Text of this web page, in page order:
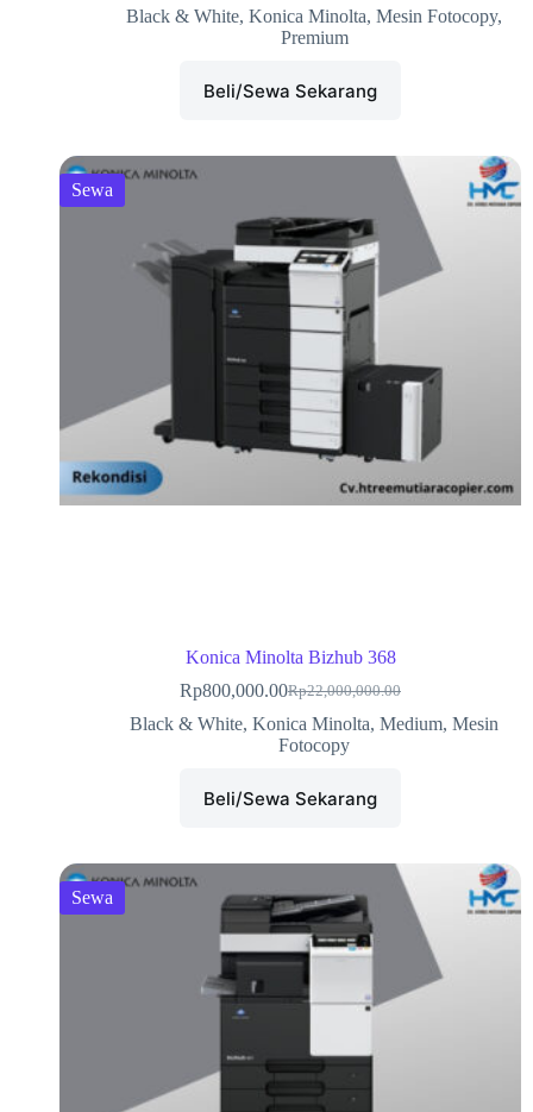
Black & White, Konica Minolta, Mesin Fotocopy,
Premium
Beli/Sewa Sekarang
Sewa
Konica Minolta Bizhub 368
Rp22,000,000.00
Rp800,000.00
Black & White, Konica Minolta, Medium, Mesin
Fotocopy
Beli/Sewa Sekarang
Sewa